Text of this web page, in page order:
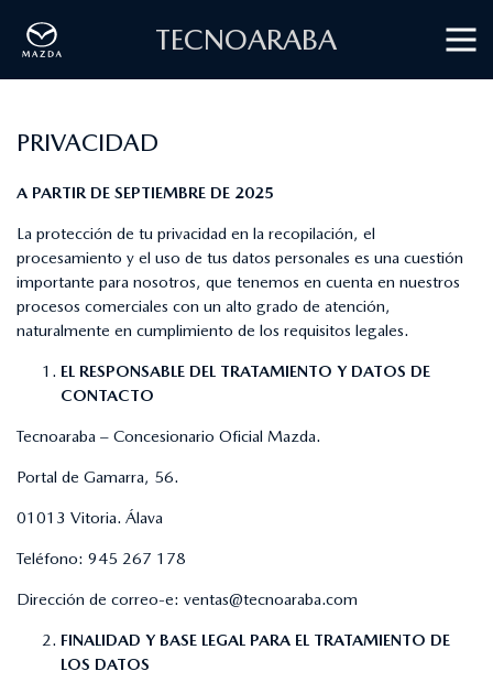
TECNOARABA
PRIVACIDAD
A PARTIR DE SEPTIEMBRE DE 2025
La protección de tu privacidad en la recopilación, el
procesamiento y el uso de tus datos personales es una cuestión
importante para nosotros, que tenemos en cuenta en nuestros
procesos comerciales con un alto grado de atención,
naturalmente en cumplimiento de los requisitos legales.
EL RESPONSABLE DEL TRATAMIENTO Y DATOS DE
CONTACTO
Tecnoaraba – Concesionario Oficial Mazda.
Portal de Gamarra, 56.
01013 Vitoria. Álava
Teléfono: 945 267 178
Dirección de correo-e: ventas@tecnoaraba.com
FINALIDAD Y BASE LEGAL PARA EL TRATAMIENTO DE
LOS DATOS